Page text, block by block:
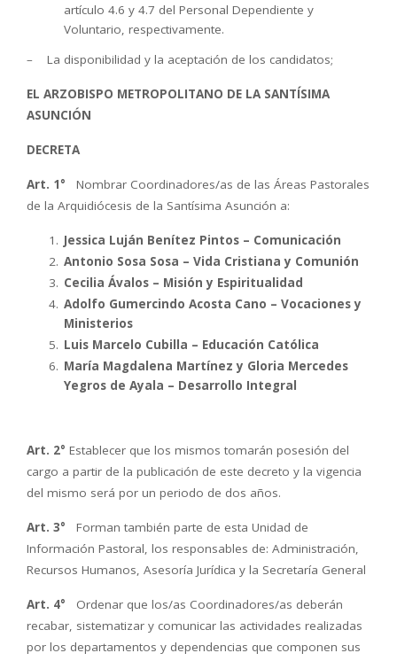
artículo 4.6 y 4.7 del Personal Dependiente y
Voluntario, respectivamente.
– La disponibilidad y la aceptación de los candidatos;
EL ARZOBISPO METROPOLITANO DE LA SANTÍSIMA
ASUNCIÓN
DECRETA
Art. 1° Nombrar Coordinadores/as de las Áreas Pastorales
de la Arquidiócesis de la Santísima Asunción a:
Jessica Luján Benítez Pintos – Comunicación
Antonio Sosa Sosa – Vida Cristiana y Comunión
Cecilia Ávalos – Misión y Espiritualidad
Adolfo Gumercindo Acosta Cano – Vocaciones y
Ministerios
Luis Marcelo Cubilla – Educación Católica
María Magdalena Martínez y Gloria Mercedes
Yegros de Ayala – Desarrollo Integral
Art. 2° Establecer que los mismos tomarán posesión del
cargo a partir de la publicación de este decreto y la vigencia
del mismo será por un periodo de dos años.
Art. 3° Forman también parte de esta Unidad de
Información Pastoral, los responsables de: Administración,
Recursos Humanos, Asesoría Jurídica y la Secretaría General
Art. 4° Ordenar que los/as Coordinadores/as deberán
recabar, sistematizar y comunicar las actividades realizadas
por los departamentos y dependencias que componen sus